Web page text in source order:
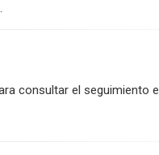
.
consultar el seguimiento